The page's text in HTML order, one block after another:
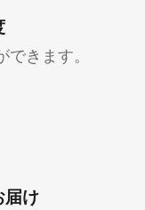
きます。
届け